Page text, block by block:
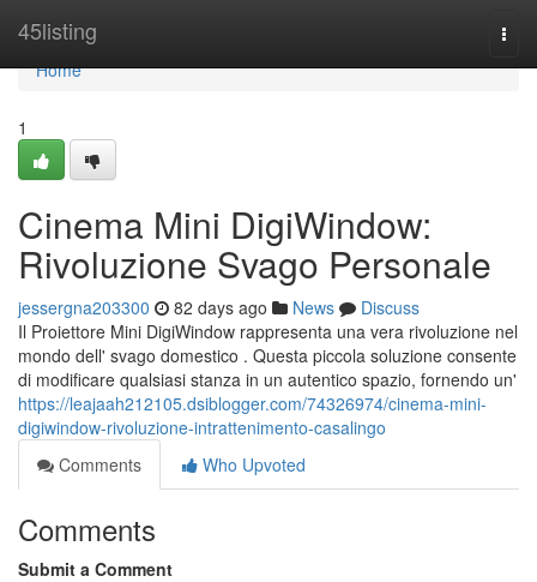
45listing
Home
Home
1
Cinema Mini DigiWindow:
Rivoluzione Svago Personale
jessergna203300 82 days ago News
Discuss
Il Proiettore Mini DigiWindow rappresenta una vera rivoluzione nel
mondo dell' svago domestico . Questa piccola soluzione consente
di modificare qualsiasi stanza in un autentico spazio, fornendo un'
https://leajaah212105.dsiblogger.com/74326974/cinema-mini-
digiwindow-rivoluzione-intrattenimento-casalingo
Comments
Who Upvoted
Comments
Submit a Comment